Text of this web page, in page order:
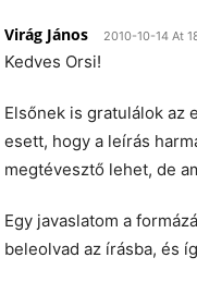
Virág János 2010-10-14 At
Kedves Orsi!
Elsőnek is gratulálok az
esett, hogy a leírás
megtévesztő lehet, de
Egy javaslatom a
beleolvad az írásba, és